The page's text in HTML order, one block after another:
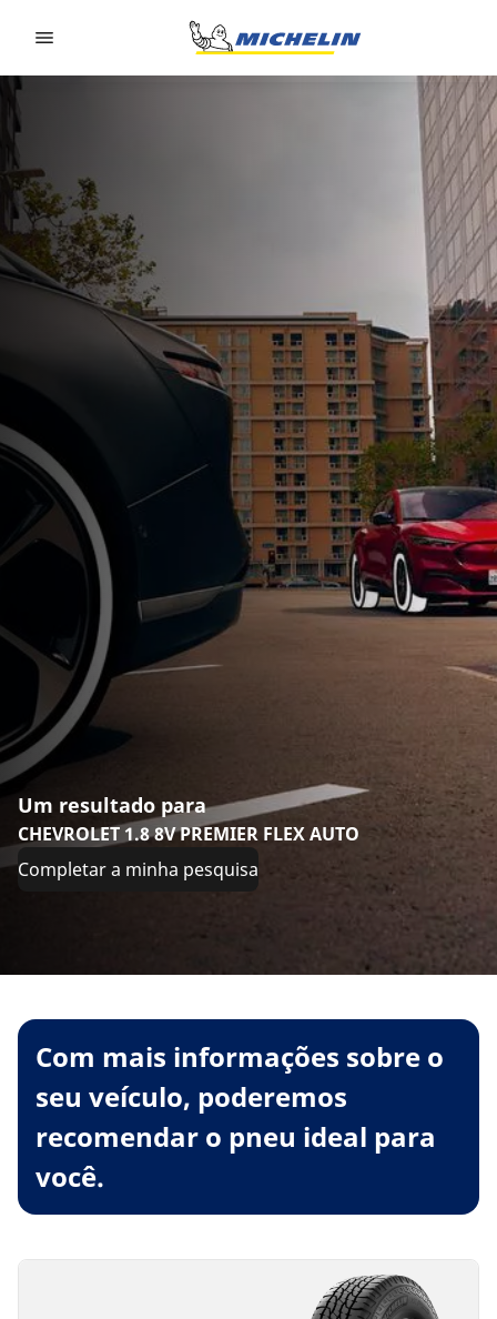
Um resultado para
CHEVROLET 1.8 8V PREMIER FLEX AUTO
Completar a minha pesquisa
Com mais informações sobre o
seu veículo, poderemos
recomendar o pneu ideal para
você.